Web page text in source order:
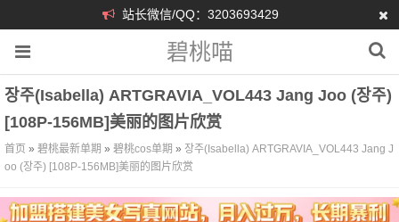
站长微信/QQ：3203693429
碧桃喵
장주(Isabella) ARTGRAVIA_VOL443 Jang Joo (장주)
[108P-156MB]美丽的图片欣赏
首页 » 碧桃最新单期 » 碧桃cos单期 » 장주(Isabella) ARTGRAVIA_VOL443 Jang J
oo (장주) [108P-156MB]美丽的图片欣赏